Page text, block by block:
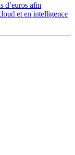
d’euros afin
et en intelligence